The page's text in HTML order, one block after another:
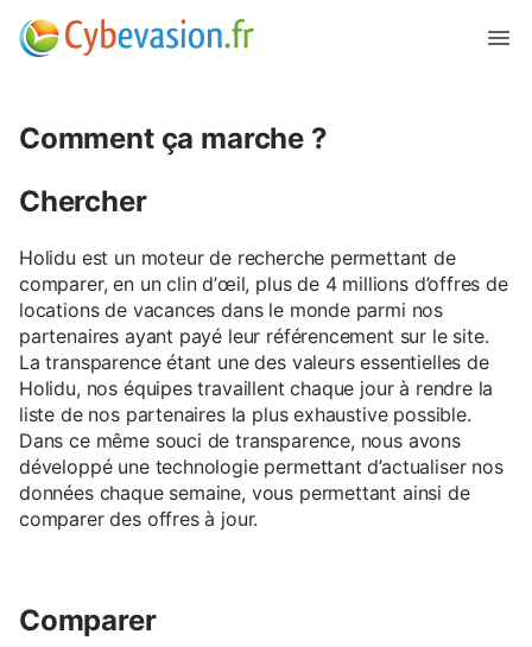
Comment ça marche ?
Chercher
Holidu est un moteur de recherche permettant de
comparer, en un clin d’œil, plus de 4 millions d’offres de
locations de vacances dans le monde parmi nos
partenaires ayant payé leur référencement sur le site.
La transparence étant une des valeurs essentielles de
Holidu, nos équipes travaillent chaque jour à rendre la
liste de nos partenaires la plus exhaustive possible.
Dans ce même souci de transparence, nous avons
développé une technologie permettant d’actualiser nos
données chaque semaine, vous permettant ainsi de
comparer des offres à jour.
Comparer